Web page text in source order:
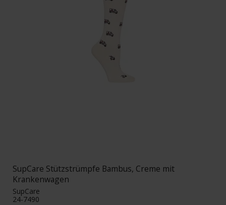
SupCare Stützstrümpfe Bambus, Creme mit
Krankenwagen
SupCare
24-7490